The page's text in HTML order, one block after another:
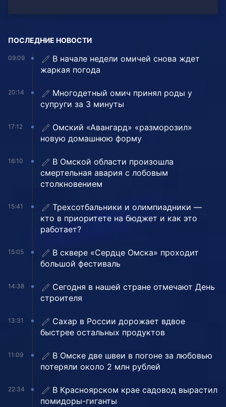
ПОСЛЕДНИЕ НОВОСТИ
09:09
В начале недели омичей снова ждет
жаркая погода
20:14
Многодетный омич принял роды у
супруги за 3 минуты
17:12
Омский «Авангард» «разморозил»
новую домашнюю форму
16:10
В Омской области произошла
смертельная авария с лобовым
столкновением
15:41
Трехсотбальники и олимпиадники —
кто в приоритете на бюджет и как это
работает?
15:05
В сквере «Сердце Омска» проходит
большой фестиваль
14:38
Сегодня в нашей стране отмечают День
строителя
13:31
Сахар в России дорожает вдвое
быстрее остальных продуктов
11:09
В Омске две швеи в погоне за любовью
потеряли около 2 млн рублей
22:34
В Красноярском крае садовод вырастил
помидоры-гиганты